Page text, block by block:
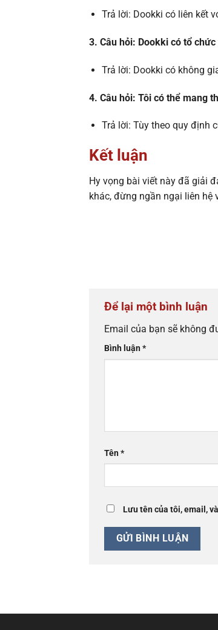
Trả lời: Dookki có liên kết
3. Câu hỏi: Dookki có tổ
Trả lời: Dookki có không
4. Câu hỏi: Tôi có thể mang
Trả lời: Tùy theo quy định
Kết luận
Hy vọng bài viết này đã giải
khác, đừng ngần ngại liên hệ
Để lại một bình luận
Email của bạn sẽ không
Bình luận*
Tên*
Lưu tên của tôi, email,